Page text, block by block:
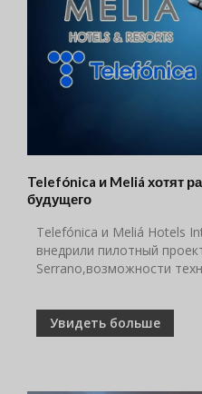
Telefónica и Meliá хотят
будущего
Telefónica и Meliá Hotels
внедрили пилотный
Serrano,возможности
Увидеть больше